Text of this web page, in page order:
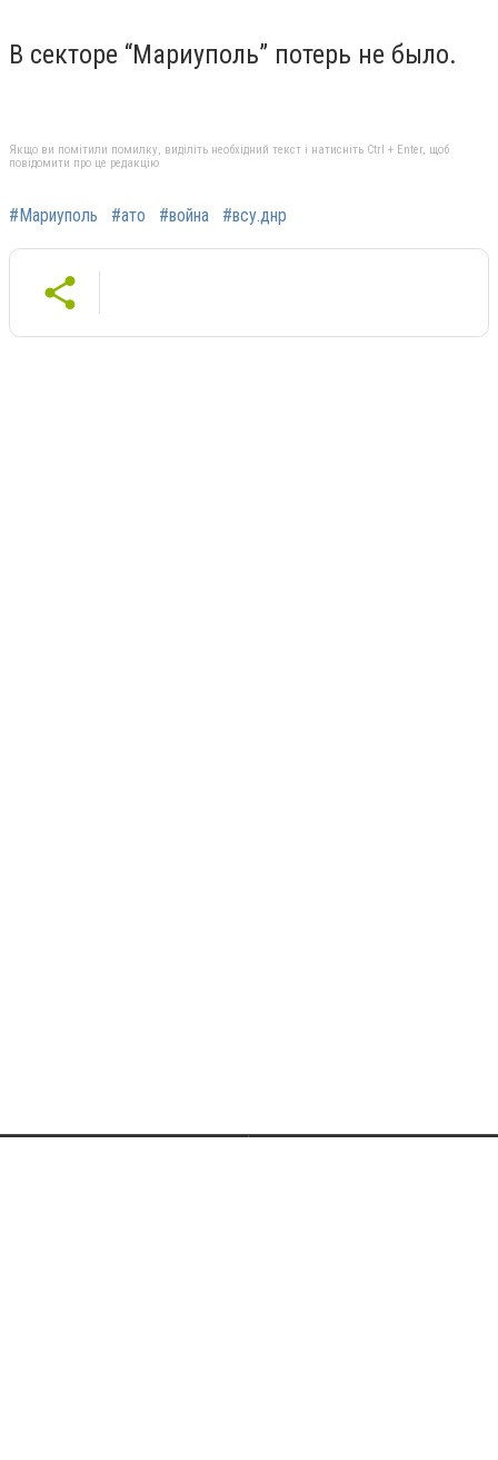
В секторе “Мариуполь” потерь не было.
Якщо ви помітили помилку, виділіть необхідний текст і натисніть Ctrl + Enter, щоб
повідомити про це редакцію
#Мариуполь #ато #война #всу.днр